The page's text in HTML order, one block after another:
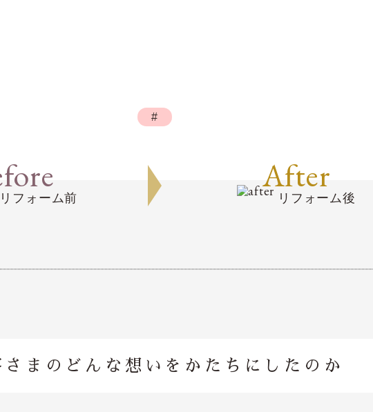
#
リフォーム前
After
リフォーム後
さまのどんな想いを かたちにしたのか